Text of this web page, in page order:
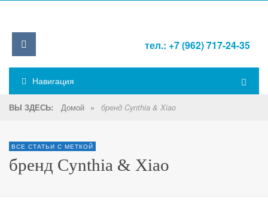
тел.: +7 (962) 717-24-35
Навигация
ВЫ ЗДЕСЬ: Домой » бренд Cynthia & Xiao
ВСЕ СТАТЬИ С МЕТКОЙ
бренд Cynthia & Xiao